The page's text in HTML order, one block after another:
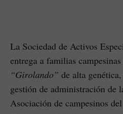
La Sociedad de Activos
entrega a familias
“Girolando” de alta
gestión de administración de
Asociación de campesinos